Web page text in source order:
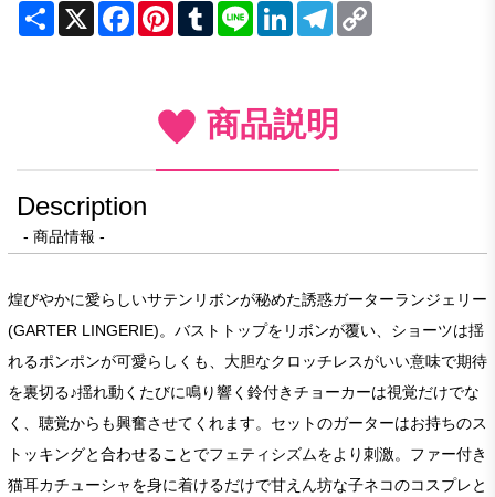
Share X FacebookPinterestTumblrLine LinkedInTelegram
商品説明
Description
- 商品情報 -
煌びやかに愛らしいサテンリボンが秘めた誘惑ガーターランジェリー
(GARTER LINGERIE)。バストトップをリボンが覆い、ショーツは揺
れるポンポンが可愛らしくも、大胆なクロッチレスがいい意味で期待
を裏切る♪揺れ動くたびに鳴り響く鈴付きチョーカーは視覚だけでな
く、聴覚からも興奮させてくれます。セットのガーターはお持ちのス
トッキングと合わせることでフェティシズムをより刺激。ファー付き
猫耳カチューシャを身に着けるだけで甘えん坊な子ネコのコスプレと